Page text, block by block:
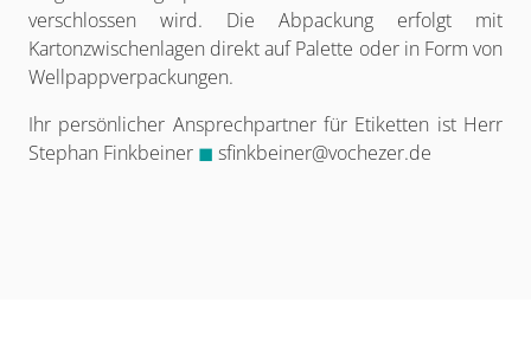
verschlossen wird. Die Abpackung erfolgt mit
Kartonzwischenlagen direkt auf Palette oder in Form von
Wellpappverpackungen.
Ihr persönlicher Ansprechpartner für Etiketten ist Herr
Stephan Finkbeiner ◼ sfinkbeiner@vochezer.de